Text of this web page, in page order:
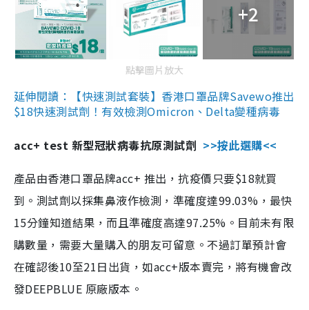
+2
點擊圖片放大
延伸閱讀：【快速測試套裝】香港口罩品牌Savewo推出
$18快速測試劑！有效檢測Omicron、Delta變種病毒
acc+ test 新型冠狀病毒抗原測試劑 >>按此選購<<
產品由香港口罩品牌acc+ 推出，抗疫價只要$18就買
到。測試劑以採集鼻液作檢測，準確度達99.03%，最快
15分鐘知道結果，而且準確度高達97.25%。目前未有限
購數量，需要大量購入的朋友可留意。不過訂單預計會
在確認後10至21日出貨，如acc+版本賣完，將有機會改
發DEEPBLUE 原廠版本。